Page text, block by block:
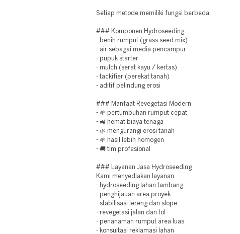
Setiap metode memiliki fungsi berbeda.
### Komponen Hydroseeding
- benih rumput (grass seed mix)
- air sebagai media pencampur
- pupuk starter
- mulch (serat kayu / kertas)
- tackifier (perekat tanah)
- aditif pelindung erosi
### Manfaat Revegetasi Modern
- 🌱 pertumbuhan rumput cepat
- 🚜 hemat biaya tenaga
- 🌿 mengurangi erosi tanah
- 🌱 hasil lebih homogen
- 🚚 tim profesional
### Layanan Jasa Hydroseeding
Kami menyediakan layanan:
- hydroseeding lahan tambang
- penghijauan area proyek
- stabilisasi lereng dan slope
- revegetasi jalan dan tol
- penanaman rumput area luas
- konsultasi reklamasi lahan